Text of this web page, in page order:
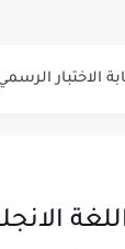
الاختبار
لكل دروس